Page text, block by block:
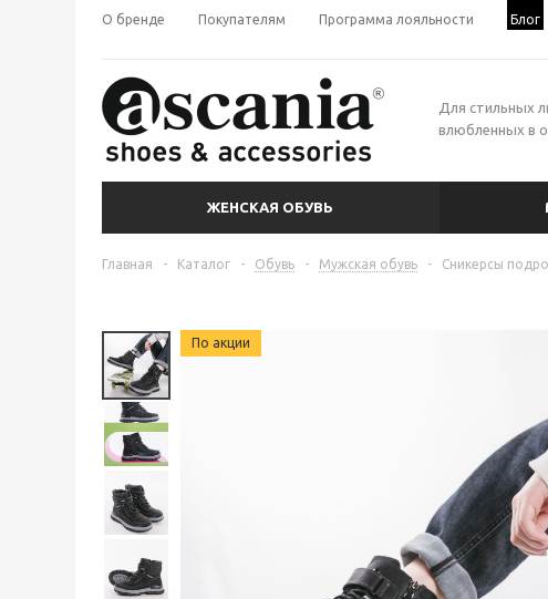
О бренде Покупателям Программа лояльности
Блог
Для стильных
влюбленных в
ЖЕНСКАЯ ОБУВЬ
Главная - Каталог - Обувь - Мужская обувь - Сникерсы
По акции